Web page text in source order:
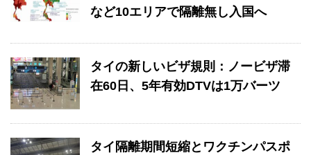
など10エリアで隔離無し入国へ
タイの新しいビザ規則：ノービザ滞
在60日、5年有効DTVは1万バーツ
タイ隔離期間短縮とワクチンパスポ